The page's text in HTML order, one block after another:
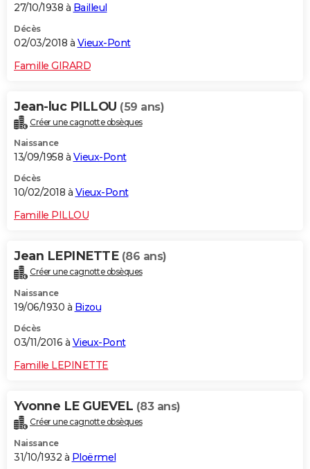
27/10/1938 à Bailleul
Décès
02/03/2018 à Vieux-Pont
Famille GIRARD
Jean-luc PILLOU (59 ans)
Créer une cagnotte obsèques
Naissance
13/09/1958 à Vieux-Pont
Décès
10/02/2018 à Vieux-Pont
Famille PILLOU
Jean LEPINETTE (86 ans)
Créer une cagnotte obsèques
Naissance
19/06/1930 à Bizou
Décès
03/11/2016 à Vieux-Pont
Famille LEPINETTE
Yvonne LE GUEVEL (83 ans)
Créer une cagnotte obsèques
Naissance
31/10/1932 à Ploërmel